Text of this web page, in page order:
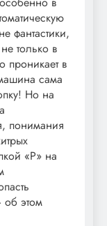
фантастики,
только в
проникает в
сама
Но на
понимания
«P» на
об этом